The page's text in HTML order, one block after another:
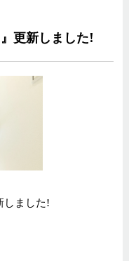
更新しました!
しました!